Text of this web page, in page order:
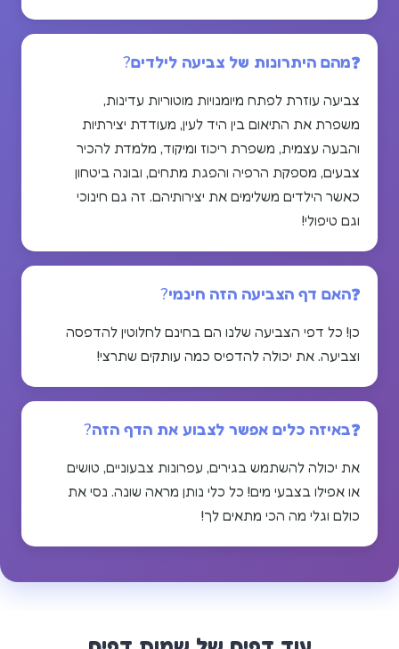
מהם היתרונות של צביעה לילדים?
צביעה עוזרת לפתח מיומנויות מוטוריות עדינות,
משפרת את התיאום בין היד לעין, מעודדת יצירתיות
והבעה עצמית, משפרת ריכוז ומיקוד, מלמדת להכיר
צבעים, מספקת הרפיה והפגת מתחים, ובונה ביטחון
כאשר הילדים משלימים את יצירותיהם. זה גם חינוכי
וגם טיפולי!
האם דף הצביעה הזה חינמי?
כן! כל דפי הצביעה שלנו הם בחינם לחלוטין להדפסה
וצביעה. את יכולה להדפיס כמה עותקים שתרצי!
באיזה כלים אפשר לצבוע את הדף הזה?
את יכולה להשתמש בגירים, עפרונות צבעוניים, טושים
או אפילו בצבעי מים! כל כלי נותן מראה שונה. נסי את
כולם וגלי מה הכי מתאים לך!